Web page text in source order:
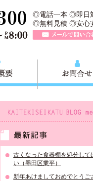
TEL 0120-757-
◎電話一本 ◎即日
◎無料見積 ◎安心
古くなった食器棚を処分して
い（墨田区業平）
新年あけましておめでとうご